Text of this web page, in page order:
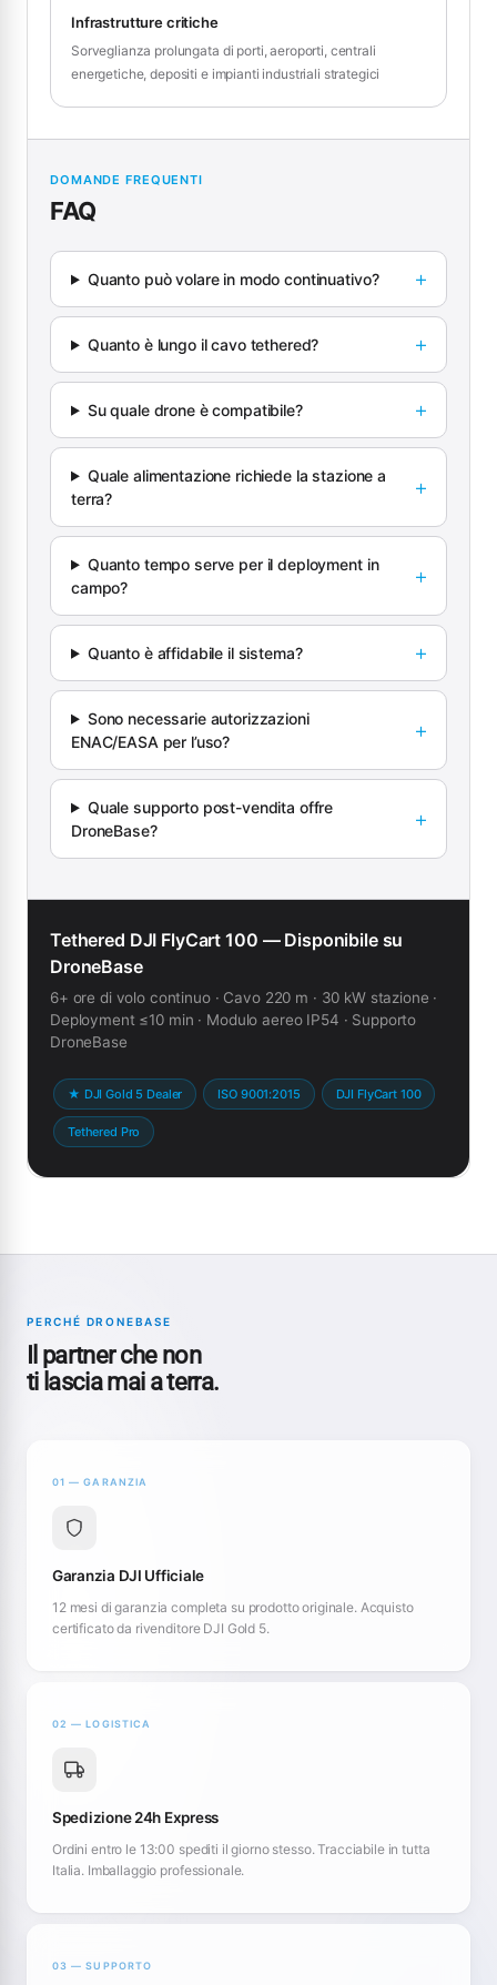
Infrastrutture critiche
Sorveglianza prolungata di porti, aeroporti, centrali
energetiche, depositi e impianti industriali strategici
DOMANDE FREQUENTI
FAQ
Quanto può volare in modo continuativo?
Quanto è lungo il cavo tethered?
Su quale drone è compatibile?
Quale alimentazione richiede la stazione a
terra?
Quanto tempo serve per il deployment in
campo?
Quanto è affidabile il sistema?
Sono necessarie autorizzazioni
ENAC/EASA per l’uso?
Quale supporto post-vendita offre
DroneBase?
Tethered DJI FlyCart 100 — Disponibile su
DroneBase
6+ ore di volo continuo · Cavo 220 m · 30 kW stazione ·
Deployment ≤10 min · Modulo aereo IP54 · Supporto
DroneBase
★ DJI Gold 5 Dealer ISO 9001:2015 DJI FlyCart 100
Tethered Pro
PERCHÉ DRONEBASE
Il partner che non
ti lascia mai a terra.
01 — GARANZIA
Garanzia DJI Ufficiale
12 mesi di garanzia completa su prodotto originale. Acquisto
certificato da rivenditore DJI Gold 5.
02 — LOGISTICA
Spedizione 24h Express
Ordini entro le 13:00 spediti il giorno stesso. Tracciabile in tutta
Italia. Imballaggio professionale.
03 — SUPPORTO